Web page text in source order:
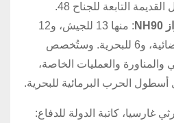
التابعة للجناح 48.
: منها 13 للجيش، و12
للقوات الجوية والفضائية، و6 للبحرية. وستُخصص
والمناورة والعمليات الخاصة،
أسطول الحرب البرمائية للبحرية.
غارسيا، كاتبة الدولة للدفاع: